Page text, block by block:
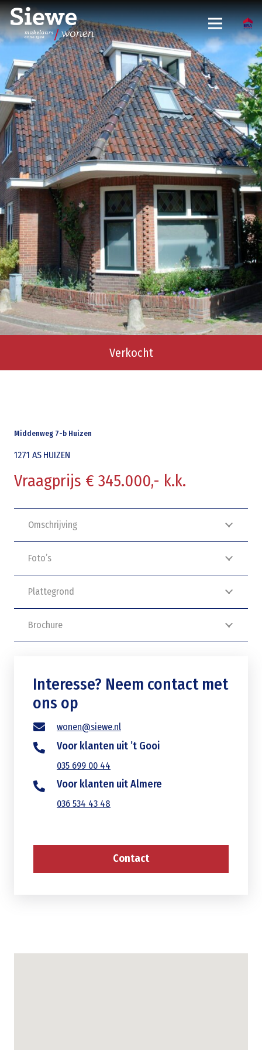
Verkocht
Middenweg 7-b Huizen
1271 AS HUIZEN
Vraagprijs € 345.000,- k.k.
Omschrijving
Foto’s
Plattegrond
Brochure
Interesse? Neem contact met
ons op
wonen@siewe.nl
Voor klanten uit ’t Gooi
035 699 00 44
Voor klanten uit Almere
036 534 43 48
Contact